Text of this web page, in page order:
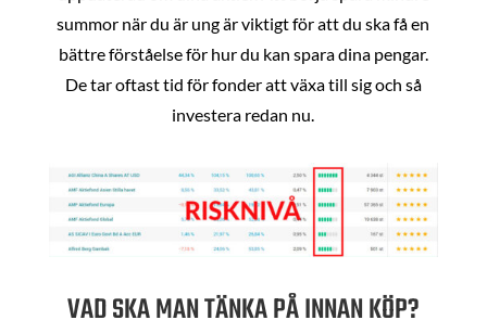
summor när du är ung är viktigt för att du ska få en
bättre förståelse för hur du kan spara dina pengar.
De tar oftast tid för fonder att växa till sig och så
investera redan nu.
VAD SKA MAN TÄNKA PÅ INNAN KÖP?